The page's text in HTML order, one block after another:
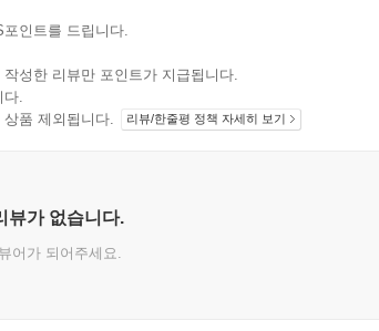
인트를 드립니다.
성한 리뷰만 포인트가 지급됩니다.
.
품 제외됩니다.
리뷰/한줄평 정책 자세히 보기
뷰가 없습니다.
어가 되어주세요.